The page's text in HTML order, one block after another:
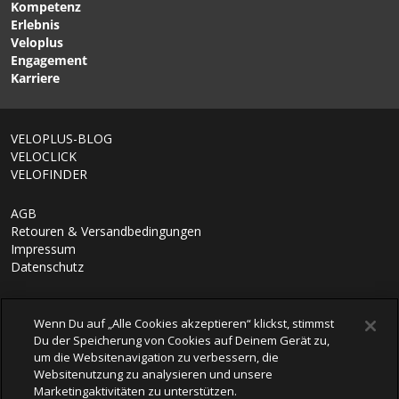
Kompetenz
Erlebnis
Veloplus
Engagement
Karriere
VELOPLUS-BLOG
VELOCLICK
VELOFINDER
AGB
Retouren & Versandbedingungen
Impressum
Datenschutz
Wenn Du auf „Alle Cookies akzeptieren“ klickst, stimmst
Du der Speicherung von Cookies auf Deinem Gerät zu,
um die Websitenavigation zu verbessern, die
Websitenutzung zu analysieren und unsere
Marketingaktivitäten zu unterstützen.